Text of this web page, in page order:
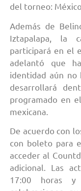
del torneo:
Además de
Iztapalapa, la
participará en el
adelantó que
identidad aún no
desarrollará
programado en
mexicana.
De acuerdo con
con boleto para
acceder al
adicional. Las
17:00 horas y